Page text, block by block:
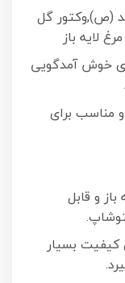
(ص),وکتور گل
لایه باز
خوش آمدگویی
مناسب برای
و قابل
کیفیت بسیار